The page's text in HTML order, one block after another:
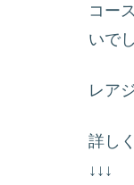
コー
いで
レア
詳し
↓↓↓